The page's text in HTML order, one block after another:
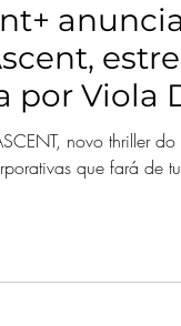
por Viola
novo thriller
que fará de